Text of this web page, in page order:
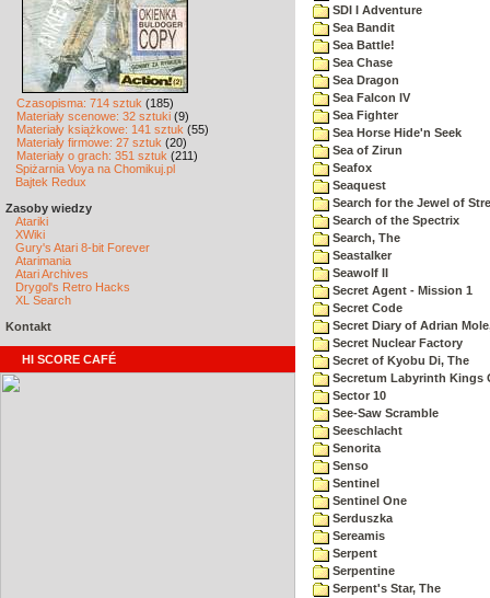
Czasopisma: 714 sztuk (185)
Materiały scenowe: 32 sztuki (9)
Materiały książkowe: 141 sztuk (55)
Materiały firmowe: 27 sztuk (20)
Materiały o grach: 351 sztuk (211)
Spiżarnia Voya na Chomikuj.pl
Bajtek Redux
Zasoby wiedzy
Atariki
XWiki
Gury's Atari 8-bit Forever
Atarimania
Atari Archives
Drygol's Retro Hacks
XL Search
Kontakt
HI SCORE CAFÉ
SDI I Adventure
Sea Bandit
Sea Battle!
Sea Chase
Sea Dragon
Sea Falcon IV
Sea Fighter
Sea Horse Hide'n Seek
Sea of Zirun
Seafox
Seaquest
Search for the Jewel of
Search of the Spectrix
Search, The
Seastalker
Seawolf II
Secret Agent - Mission 1
Secret Code
Secret Diary of Adrian
Secret Nuclear Factory
Secret of Kyobu Di, The
Secretum Labyrinth Kings
Sector 10
See-Saw Scramble
Seeschlacht
Senorita
Senso
Sentinel
Sentinel One
Serduszka
Sereamis
Serpent
Serpentine
Serpent's Star, The